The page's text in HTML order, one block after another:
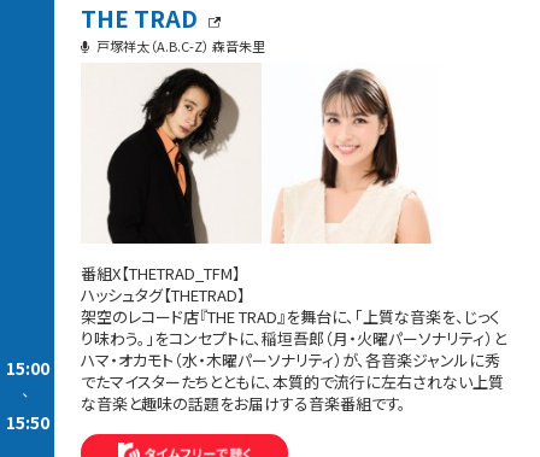
15:00
-
15:50
THE TRAD
戸塚祥太（A.B.C-Z） 森音朱里
番組X【THETRAD_TFM】
ハッシュタグ【THETRAD】
架空のレコード店『THE TRAD』を舞台に、「上質な音楽を、じっく
り味わう。」をコンセプトに、稲垣吾郎（月・火曜パーソナリティ）と
ハマ・オカモト（水・木曜パーソナリティ）が、各音楽ジャンルに秀
でたマイスターたちとともに、本質的で流行に左右されない上質
な音楽と趣味の話題をお届けする音楽番組です。